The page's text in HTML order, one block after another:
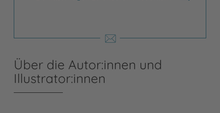
Über die Autor:innen und
Illustrator:innen